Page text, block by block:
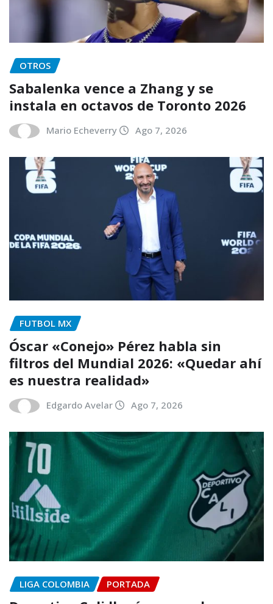
OTROS
Sabalenka vence a Zhang y se
instala en octavos de Toronto 2026
Mario Echeverry Ago 7, 2026
FUTBOL MX
Óscar «Conejo» Pérez habla sin
filtros del Mundial 2026: «Quedar ahí
es nuestra realidad»
Edgardo Avelar Ago 7, 2026
LIGA COLOMBIA PORTADA